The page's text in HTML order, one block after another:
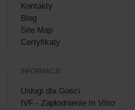
Kontakty
Blog
Site Map
Certyfikaty
INFORMACJE
Usługi dla Gości
IVF - Zapłodnienie In Vitro